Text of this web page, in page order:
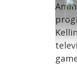
a
window.
This
modal
be
by